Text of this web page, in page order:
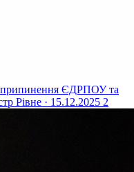
припинення ЄДРПОУ та
Рівне · 15.12.2025 2